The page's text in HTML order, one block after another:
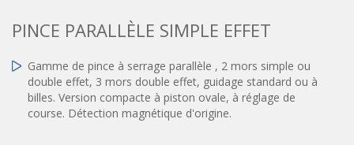
Actionneurs normalisés
Actionneurs standardisés
Amortisseurs hydrauliques
SECTEURS
Emballage / Étiquetage
Imprimerie
CONTACT
Nous sommes heureux de vous conseiller !
+33 0 254 553 811
PINCE PARALLÈLE SIMPLE EFFET
Gamme de pince à serrage parallèle , 2 mors simple ou
double effet, 3 mors double effet, guidage standard ou à
billes. Version compacte à piston ovale, à réglage de
course. Détection magnétique d'origine.